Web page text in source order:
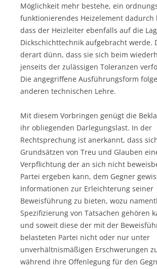
Möglichkeit mehr bestehe, ein
funktionierendes Heizelement dadurch
dass der Heizleiter ebenfalls auf die
Dickschichttechnik aufgebracht werde.
derart dünn, dass sie sich beim
jenseits der zulässigen Toleranzen
Die angegriffene Ausführungsform
anderen technischen Lehre.
Mit diesem Vorbringen genügt die
ihr obliegenden Darlegungslast. In der
Rechtsprechung ist anerkannt, dass
Grundsätzen von Treu und Glauben
Verpflichtung der an sich nicht
Partei ergeben kann, dem Gegner
Informationen zur Erleichterung seiner
Beweisführung zu bieten, wozu
Spezifizierung von Tatsachen gehören
und soweit diese der mit der
belasteten Partei nicht oder nur unter
unverhältnismäßigen Erschwerungen
während ihre Offenlegung für den